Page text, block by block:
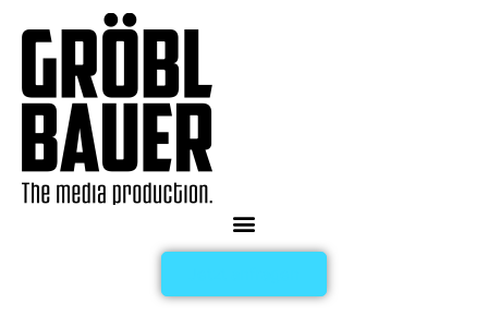
springen